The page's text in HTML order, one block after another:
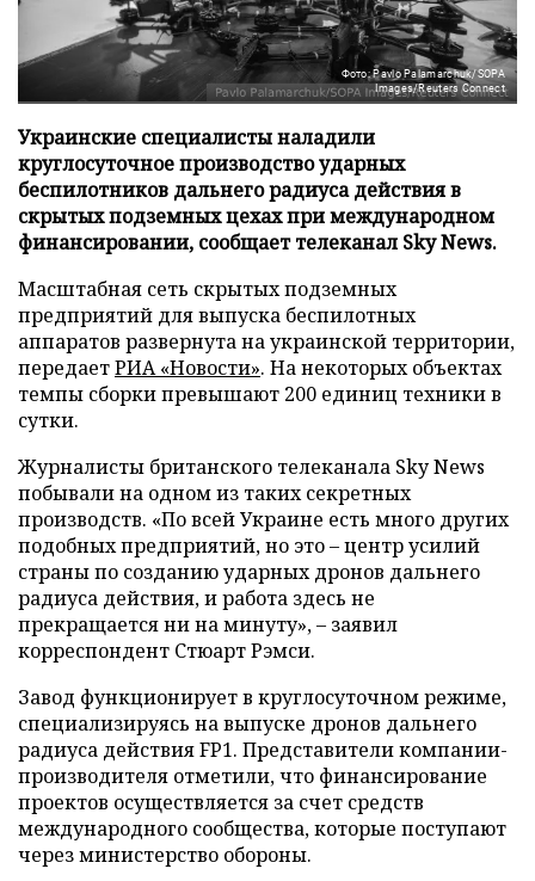
Фото: Pavlo Palamarchuk/SOPA
Images/Reuters Connect
Украинские специалисты наладили
круглосуточное производство ударных
беспилотников дальнего радиуса действия в
скрытых подземных цехах при международном
финансировании, сообщает телеканал Sky News.
Масштабная сеть скрытых подземных
предприятий для выпуска беспилотных
аппаратов развернута на украинской территории,
передаетРИА «Новости». На некоторых объектах
темпы сборки превышают 200 единиц техники в
сутки.
Журналисты британского телеканала Sky News
побывали на одном из таких секретных
производств. «По всей Украине есть много других
подобных предприятий, но это – центр усилий
страны по созданию ударных дронов дальнего
радиуса действия, и работа здесь не
прекращается ни на минуту», – заявил
корреспондент Стюарт Рэмси.
Завод функционирует в круглосуточном режиме,
специализируясь на выпуске дронов дальнего
радиуса действия FP1. Представители компании-
производителя отметили, что финансирование
проектов осуществляется за счет средств
международного сообщества, которые поступают
через министерство обороны.